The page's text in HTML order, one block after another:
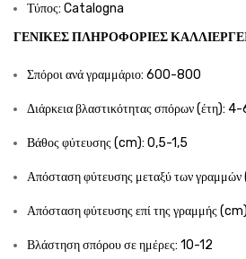
Τύπος: Catalogna
ΓΕΝΙΚΈΣ ΠΛΗΡΟΦΟΡΊΕΣ
Σπόροι ανά γραμμάριο: 600-800
Διάρκεια βλαστικότητας σπόρων (έτη): 4-
Βάθος φύτευσης (cm): 0,5-1,5
Απόσταση φύτευσης μεταξύ των
Απόσταση φύτευσης επί της γραμμής
Βλάστηση σπόρου σε ημέρες: 10-12